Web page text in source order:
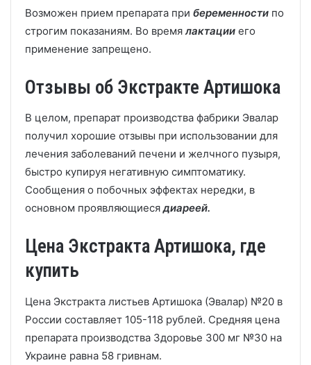
Возможен прием препарата при беременности по
строгим показаниям. Во время лактации его
применение запрещено.
Отзывы об Экстракте Артишока
В целом, препарат производства фабрики Эвалар
получил хорошие отзывы при использовании для
лечения заболеваний печени и желчного пузыря,
быстро купируя негативную симптоматику.
Сообщения о побочных эффектах нередки, в
основном проявляющиесядиареей.
Цена Экстракта Артишока, где
купить
Цена Экстракта листьев Артишока (Эвалар) №20 в
России составляет 105-118 рублей. Средняя цена
препарата производства Здоровье 300 мг №30 на
Украине равна 58 гривнам.